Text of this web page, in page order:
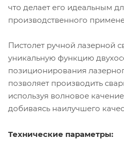
что делает его идеальным
производственного
Пистолет ручной лазерной
уникальную функцию
позиционирования
позволяет производить
используя волновое
добиваясь наилучшего
Технические параметры: